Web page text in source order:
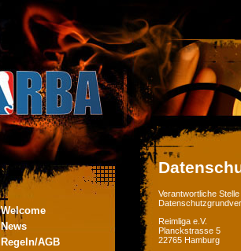
Welcome
News
Regeln/AGB
Verantwortliche
Reimliga e.V.
Planckstrasse 5
22765 Hamburg